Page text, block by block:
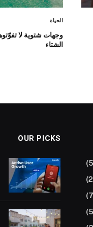
الحياة
وجهات شتوية لا
الشتاء
OUR PICKS